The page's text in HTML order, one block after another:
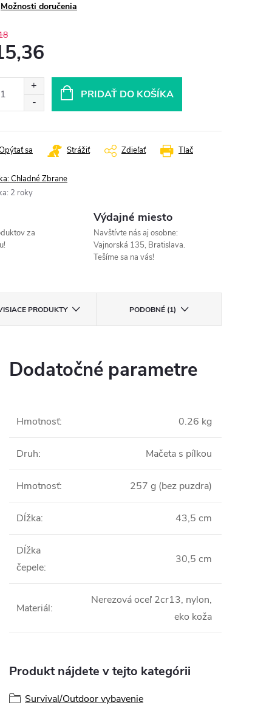
Možnosti doručenia
PRIDAŤ DO KOŠÍKA
Tlač
sa Strážiť Zdieľať
Chladné Zbrane
: 2 roky
za
Výdajné miesto
Navštívte nás aj osobne:
Vajnorská 135, Bratislava.
Tešíme sa na vás!
PRODUKTY PODOBNÉ (1)
Dodatočné parametre
Hmotnosť: 0.26 kg
Druh: Mačeta s pílkou
Hmotnosť: 257 g (bez puzdra)
Dĺžka: 43,5 cm
Dĺžka
čepele:
30,5 cm
Materiál:
Nerezová oceľ 2cr13, nylon,
eko koža
Produkt nájdete v tejto kategórii
Survival/Outdoor vybavenie